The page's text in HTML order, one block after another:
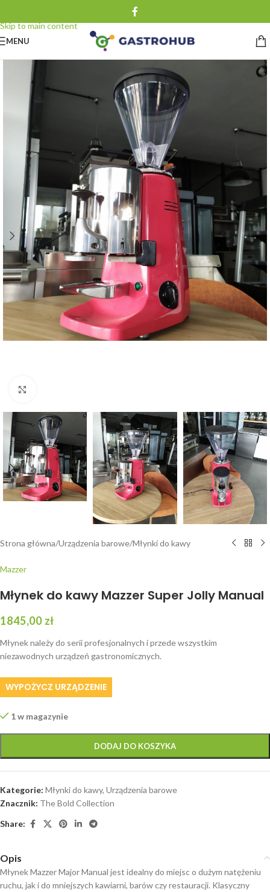
Skip to main content
MENU
Strona główna/Urządzenia barowe/Młynki do kawy
Mazzer
Młynek do kawy Mazzer Super Jolly Manual
1845,00 zł
Młynek należy do serii profesjonalnych i przede wszystkim
niezawodnych urządzeń gastronomicznych.
WYPOŻYCZ URZĄDZENIE
1 w magazynie
DODAJ DO KOSZYKA
Kategorie: Młynki do kawy, Urządzenia barowe
Znacznik: The Bold Collection
Share:
Opis
Młynek Mazzer Major Manual jest idealny do miejsc o dużym natężeniu
ruchu, jak i do mniejszych kawiarni, barów czy restauracji. Klasyczny